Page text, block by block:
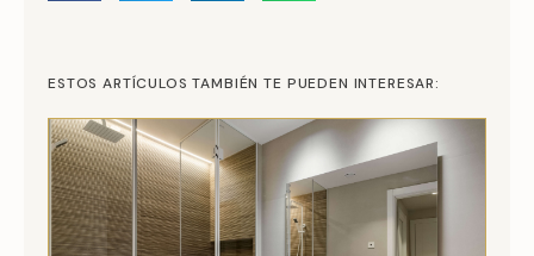
ESTOS ARTÍCULOS TAMBIÉN TE PUEDEN INTERESAR: